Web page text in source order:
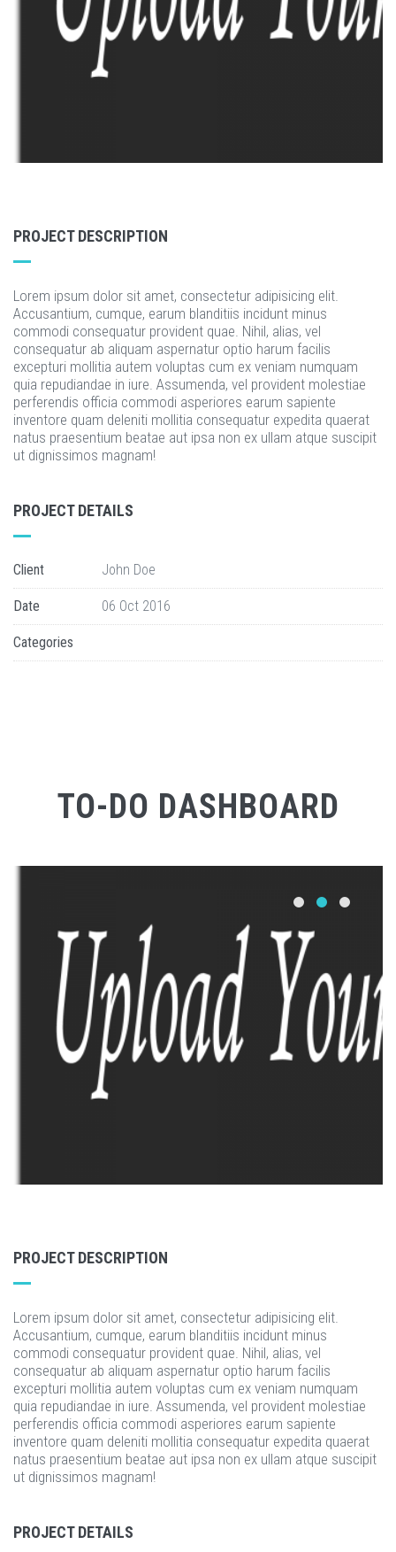
PROJECT DESCRIPTION
Lorem ipsum dolor sit amet, consectetur adipisicing elit.
Accusantium, cumque, earum blanditiis incidunt minus
commodi consequatur provident quae. Nihil, alias, vel
consequatur ab aliquam aspernatur optio harum facilis
excepturi mollitia autem voluptas cum ex veniam numquam
quia repudiandae in iure. Assumenda, vel provident molestiae
perferendis officia commodi asperiores earum sapiente
inventore quam deleniti mollitia consequatur expedita quaerat
natus praesentium beatae aut ipsa non ex ullam atque suscipit
ut dignissimos magnam!
PROJECT DETAILS
Client John Doe
Date 06 Oct 2016
Categories
TO-DO DASHBOARD
PROJECT DESCRIPTION
Lorem ipsum dolor sit amet, consectetur adipisicing elit.
Accusantium, cumque, earum blanditiis incidunt minus
commodi consequatur provident quae. Nihil, alias, vel
consequatur ab aliquam aspernatur optio harum facilis
excepturi mollitia autem voluptas cum ex veniam numquam
quia repudiandae in iure. Assumenda, vel provident molestiae
perferendis officia commodi asperiores earum sapiente
inventore quam deleniti mollitia consequatur expedita quaerat
natus praesentium beatae aut ipsa non ex ullam atque suscipit
ut dignissimos magnam!
PROJECT DETAILS